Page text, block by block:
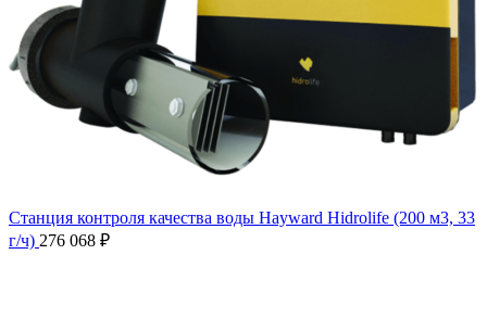
Станция контроля качества воды Hayward Hidrolife (200 м3, 33
г/ч) 276 068 ₽